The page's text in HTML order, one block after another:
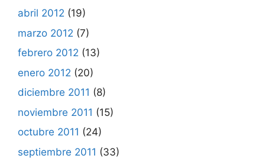
abril 2012 (19)
marzo 2012 (7)
febrero 2012 (13)
enero 2012 (20)
diciembre 2011 (8)
noviembre 2011 (15)
octubre 2011 (24)
septiembre 2011 (33)